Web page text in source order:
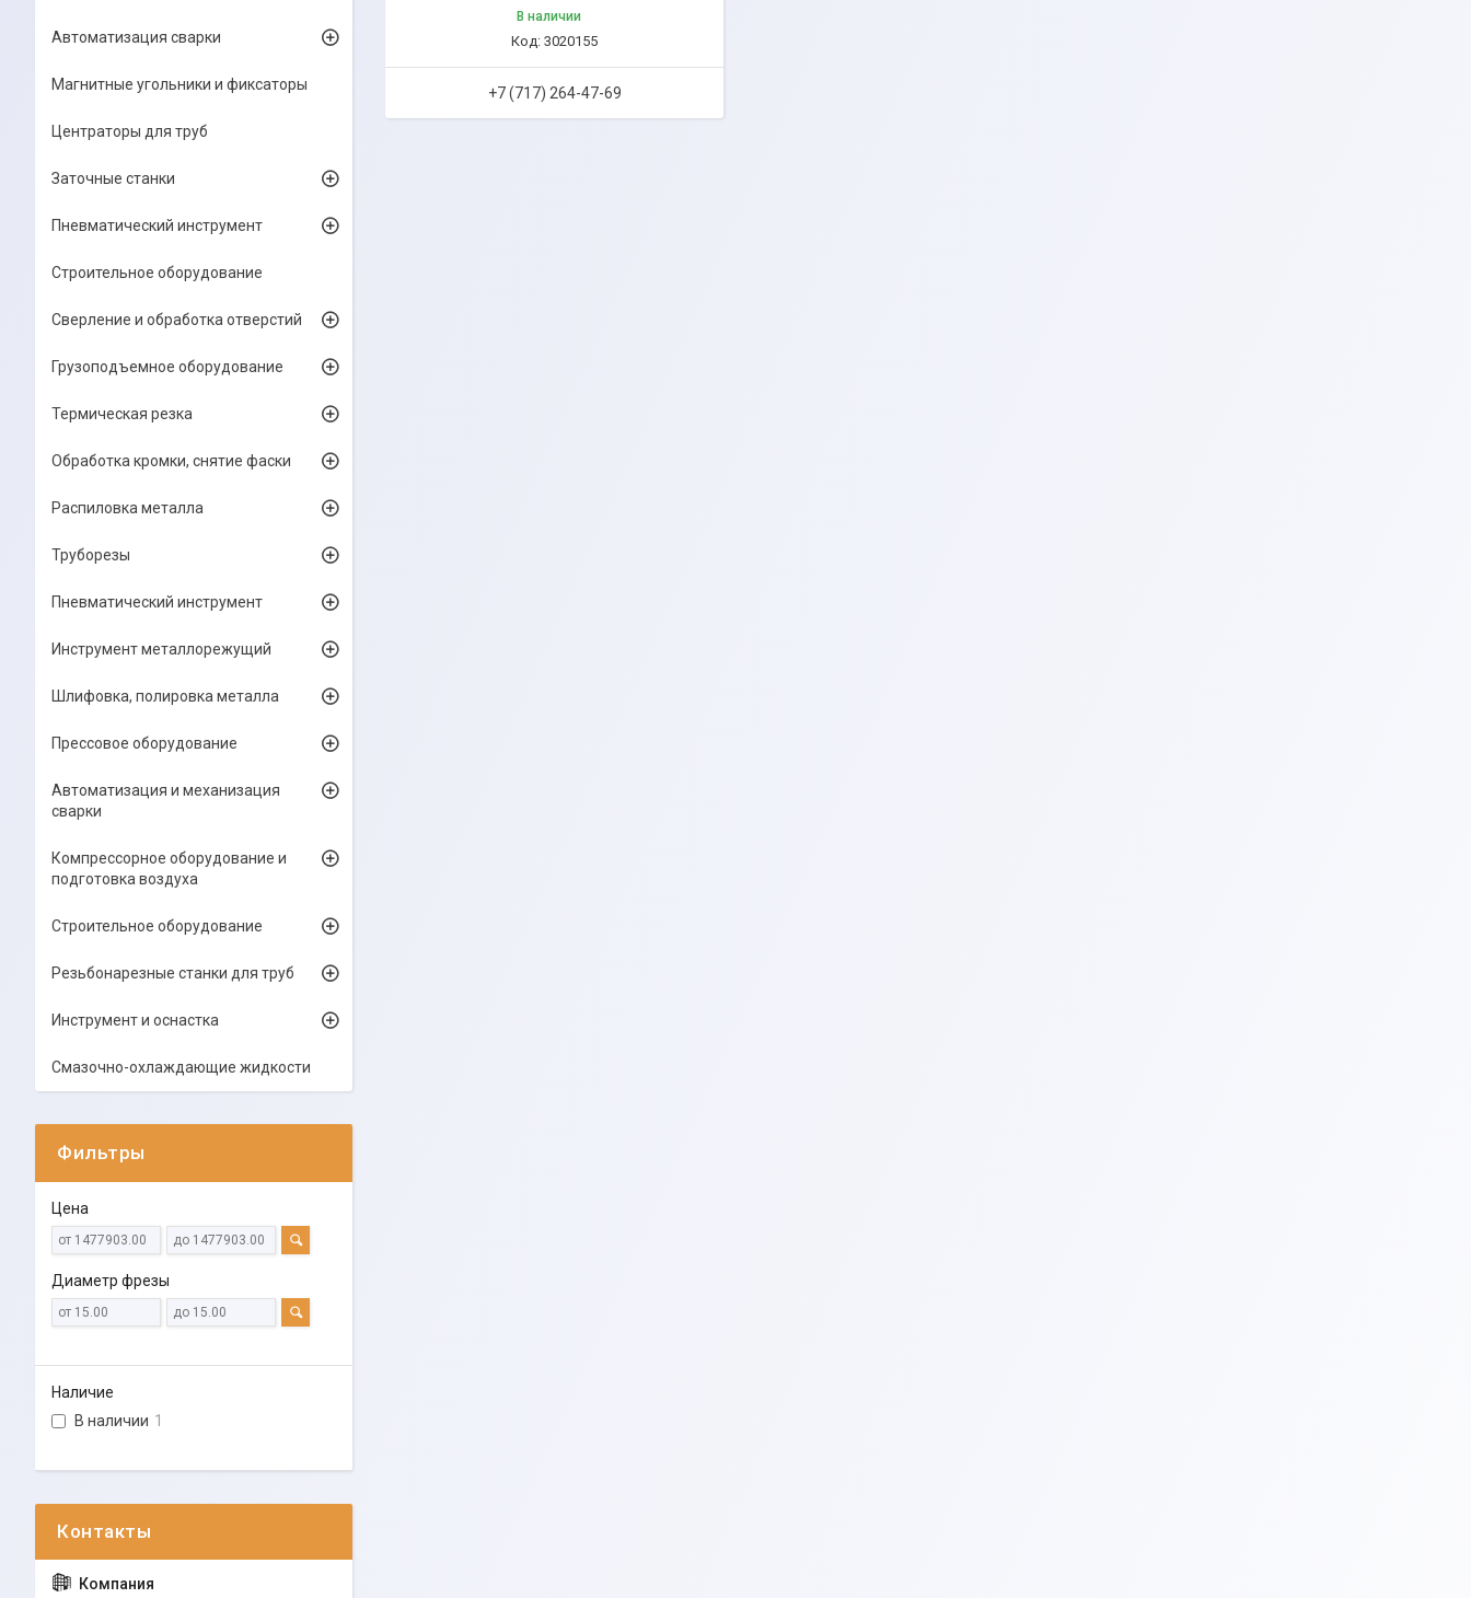
В наличии
3020155
+7 (717) 264-47-69
Автоматизация сварки
Магнитные угольники и фиксаторы
Центраторы для труб
Заточные станки
Пневматический инструмент
Строительное оборудование
Сверление и обработка отверстий
Грузоподъемное оборудование
Термическая резка
Обработка кромки, снятие фаски
Распиловка металла
Труборезы
Пневматический инструмент
Инструмент металлорежущий
Шлифовка, полировка металла
Прессовое оборудование
Автоматизация и механизация
сварки
Компрессорное оборудование и
подготовка воздуха
Строительное оборудование
Резьбонарезные станки для труб
Инструмент и оснастка
Смазочно-охлаждающие жидкости
Фильтры
Цена
Диаметр фрезы
Наличие
В наличии 1